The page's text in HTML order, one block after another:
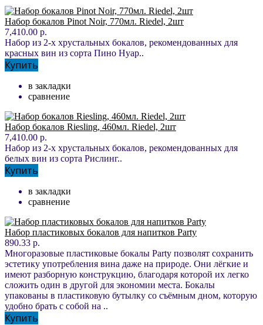
Набор бокалов Pinot Noir, 770мл. Riedel, 2шт
7,410.00 р.
Набор из 2-х хрустальных бокалов, рекомендованных для
красных вин из сорта Пино Нуар..
Купить
в закладки
сравнение
Набор бокалов Riesling, 460мл. Riedel, 2шт
7,410.00 р.
Набор из 2-х хрустальных бокалов, рекомендованных для
белых вин из сорта Рислинг..
Купить
в закладки
сравнение
Набор пластиковых бокалов для напитков Party
890.33 р.
Многоразовые пластиковые бокалы Party позволят сохранить
эстетику употребления вина даже на природе. Они лёгкие и
имеют разборную конструкцию, благодаря которой их легко
сложить один в другой для экономии места. Бокалы
упакованы в пластиковую бутылку со съёмным дном, которую
удобно брать с собой на ..
Купить